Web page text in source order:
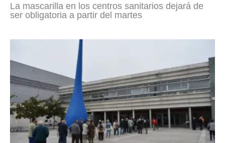
La mascarilla en los centros sanitarios dejará de
ser obligatoria a partir del martes